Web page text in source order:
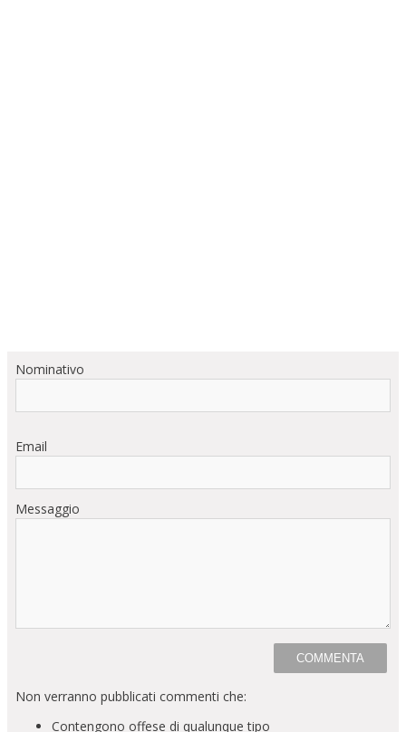
Nominativo
Email
Messaggio
Non verranno pubblicati commenti che:
Contengono offese di qualunque tipo